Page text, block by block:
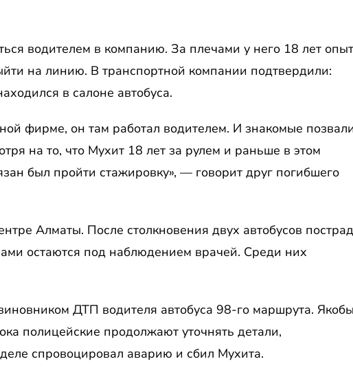
водителем в компанию. За плечами у него 18 лет
на линию. В транспортной компании подтвердили:
в салоне автобуса.
фирме, он там работал водителем. И знакомые
на то, что Мухит 18 лет за рулем и раньше в этом
был пройти стажировку», — говорит друг погибшего
Алматы. После столкновения двух автобусов
остаются под наблюдением врачей. Среди них
ДТП водителя автобуса 98-го маршрута. Якобы
полицейские продолжают уточнять детали,
спровоцировал аварию и сбил Мухита.